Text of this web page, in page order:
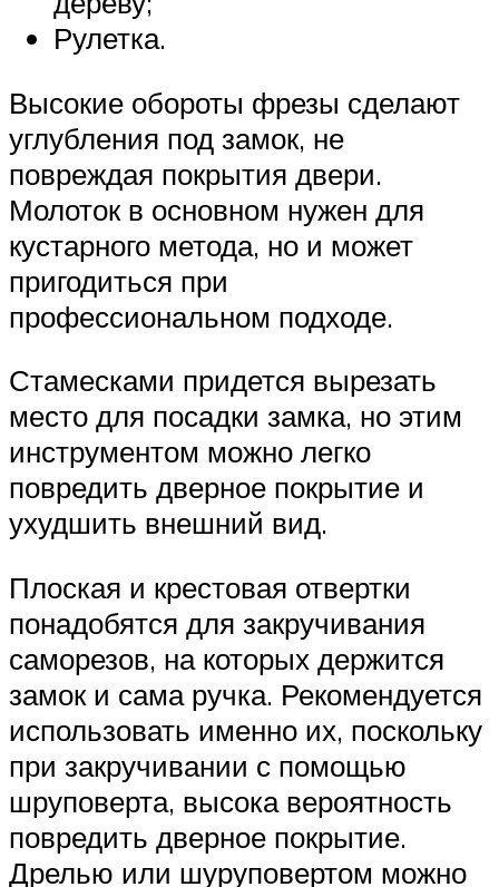
Рулетка.
Высокие обороты фрезы сделают
углубления под замок, не
повреждая покрытия двери.
Молоток в основном нужен для
кустарного метода, но и может
пригодиться при
профессиональном подходе.
Стамесками придется вырезать
место для посадки замка, но этим
инструментом можно легко
повредить дверное покрытие и
ухудшить внешний вид.
Плоская и крестовая отвертки
понадобятся для закручивания
саморезов, на которых держится
замок и сама ручка. Рекомендуется
использовать именно их, поскольку
при закручивании с помощью
шруповерта, высока вероятность
повредить дверное покрытие.
Дрелью или шуруповертом можно